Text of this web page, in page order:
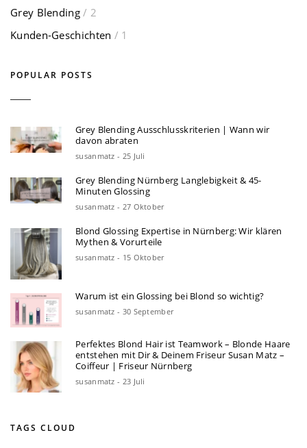
Grey Blending / 2
Kunden-Geschichten / 1
POPULAR POSTS
Grey Blending Ausschlusskriterien | Wann wir
davon abraten
susanmatz - 25 Juli
Grey Blending Nürnberg Langlebigkeit & 45-
Minuten Glossing
susanmatz - 27 Oktober
Blond Glossing Expertise in Nürnberg: Wir klären
Mythen & Vorurteile
susanmatz - 15 Oktober
Warum ist ein Glossing bei Blond so wichtig?
susanmatz - 30 September
Perfektes Blond Hair ist Teamwork – Blonde Haare
entstehen mit Dir & Deinem Friseur Susan Matz –
Coiffeur | Friseur Nürnberg
susanmatz - 23 Juli
TAGS CLOUD